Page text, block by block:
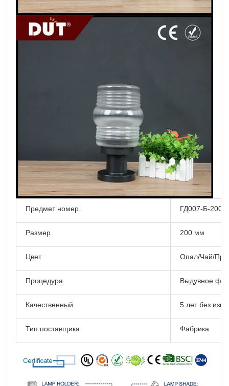
Предмет номер. ГД007-Б-200-
Размер 200 мм
Цвет Опал/Чай/
Процедура Выдувное
Качественный 5 лет без
Тип поставщика Фабрика